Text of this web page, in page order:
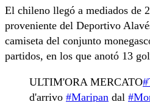
El chileno llegó a mediados de
proveniente del Deportivo
camiseta del conjunto
partidos, en los que anotó 13
ULTIM'ORA MERCATO
d'arrivo #Maripan dal